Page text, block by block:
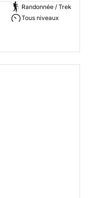
Randonnée / Trek
Tous niveaux